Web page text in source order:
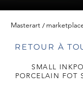
Masterart
RETOUR À
SMALL
PORCELAIN FOT